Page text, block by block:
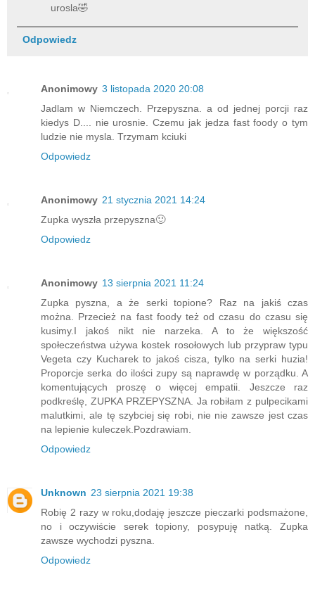
urosla🤣
Odpowiedz
Anonimowy 3 listopada 2020 20:08
Jadlam w Niemczech. Przepyszna. a od jednej porcji raz
kiedys D.... nie urosnie. Czemu jak jedza fast foody o tym
ludzie nie mysla. Trzymam kciuki
Odpowiedz
Anonimowy 21 stycznia 2021 14:24
Zupka wyszła przepyszna🙂
Odpowiedz
Anonimowy 13 sierpnia 2021 11:24
Zupka pyszna, a że serki topione? Raz na jakiś czas
można. Przecież na fast foody też od czasu do czasu się
kusimy.I jakoś nikt nie narzeka. A to że większość
społeczeństwa używa kostek rosołowych lub przypraw typu
Vegeta czy Kucharek to jakoś cisza, tylko na serki huzia!
Proporcje serka do ilości zupy są naprawdę w porządku. A
komentujących proszę o więcej empatii. Jeszcze raz
podkreślę, ZUPKA PRZEPYSZNA. Ja robiłam z pulpecikami
malutkimi, ale tę szybciej się robi, nie nie zawsze jest czas
na lepienie kuleczek.Pozdrawiam.
Odpowiedz
Unknown 23 sierpnia 2021 19:38
Robię 2 razy w roku,dodaję jeszcze pieczarki podsmażone,
no i oczywiście serek topiony, posypuję natką. Zupka
zawsze wychodzi pyszna.
Odpowiedz